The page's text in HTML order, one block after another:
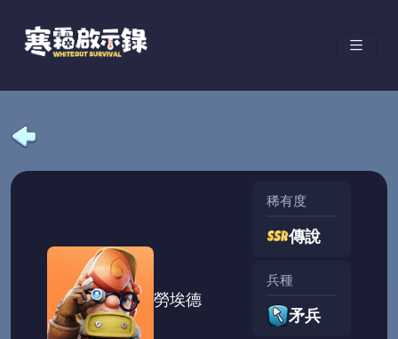
勞埃德
稀有度
傳說
兵種
矛兵